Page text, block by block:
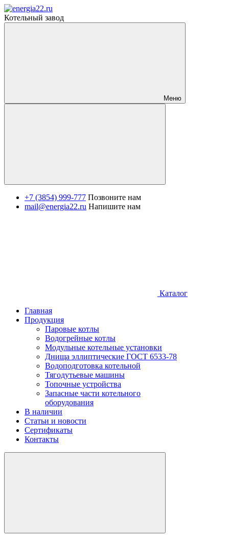
Котельный завод
Меню
+7 (3854) 999-777 Позвоните нам
mail@energia22.ru Напишите нам
Каталог
Главная
Продукция
Паровые котлы
Водогрейные котлы
Модульные котельные установки
Днища эллиптические ГОСТ 6533-78
Водоподготовка котельной
Тягодутьевые машины
Топочные устройства
Запасные части котельного
оборудования
В наличии
Статьи и новости
Сертификаты
Контакты